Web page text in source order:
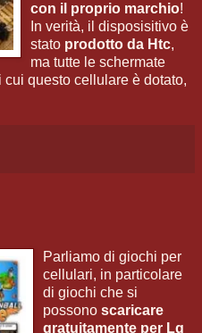
con il proprio marchio!
In verità, il disposisitivo è
stato prodotto da Htc,
ma tutte le schermate
cui questo cellulare è dotato,
Parliamo di giochi per
cellulari, in particolare
di giochi che si
possono scaricare
gratuitamente per Lg